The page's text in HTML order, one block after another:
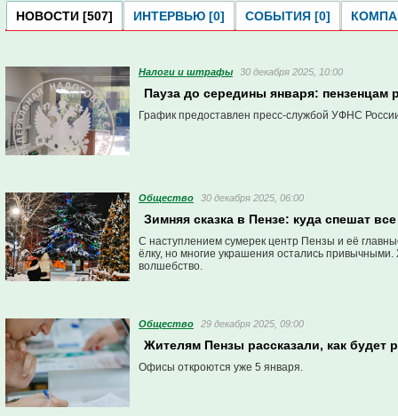
НОВОСТИ [507] ИНТЕРВЬЮ [0] СОБЫТИЯ [0]
Налоги и штрафы 30 декабря 2025, 10:00
Пауза до середины января: пензенцам
График предоставлен пресс-службой УФНС
Общество 30 декабря 2025, 06:00
Зимняя сказка в Пензе: куда спешат
С наступлением сумерек центр Пензы и её
ёлку, но многие украшения остались
волшебство.
Общество 29 декабря 2025, 09:00
Жителям Пензы рассказали, как будет
Офисы откроются уже 5 января.